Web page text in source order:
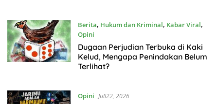
Berita, Hukum dan Kriminal, Kabar Viral,
Opini
Juli22, 2026
Dugaan Perjudian Terbuka di Kaki
Kelud, Mengapa Penindakan Belum
Terlihat?
Opini Juli22, 2026